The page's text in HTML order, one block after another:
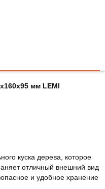
мм LEMI
куска дерева, которое
отличный внешний вид
и удобное хранение